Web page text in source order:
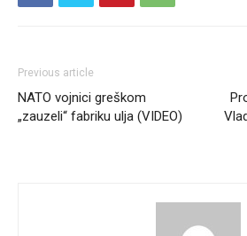
Previous article
NATO vojnici greškom
„zauzeli“ fabriku ulja (VIDEO)